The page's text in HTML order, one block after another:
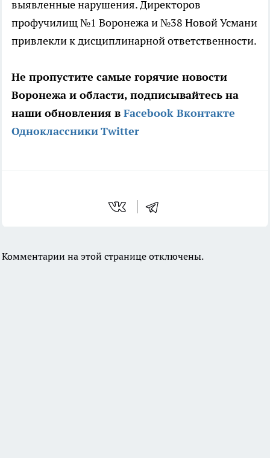
выявленные нарушения. Директоров
профучилищ №1 Воронежа и №38 Новой Усмани
привлекли к дисциплинарной ответственности.
Не пропустите самые горячие новости
Воронежа и области, подписывайтесь на
наши обновления в Facebook Вконтакте
ОдноклассникиTwitter
Комментарии на этой странице отключены.